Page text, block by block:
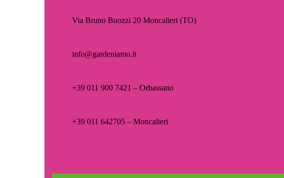
Via Bruno Buozzi 20 Moncalieri (TO)
info@gardeniamo.it
+39 011 900 7421 – Orbassano
+39 011 642705 – Moncalieri